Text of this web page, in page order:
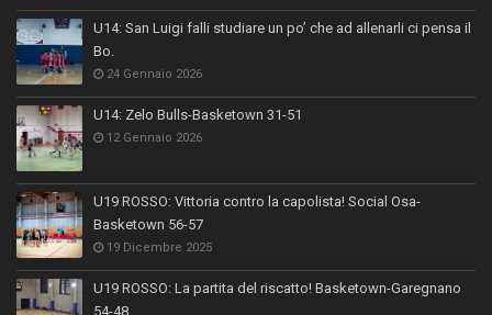
U14: San Luigi falli studiare un po’ che ad allenarli ci pensa il
Bo.
24 Gennaio 2026
U14: Zelo Bulls-Basketown 31-51
12 Gennaio 2026
U19 ROSSO: Vittoria contro la capolista! Social Osa-
Basketown 56-57
19 Dicembre 2025
U19 ROSSO: La partita del riscatto! Basketown-Garegnano
54-48